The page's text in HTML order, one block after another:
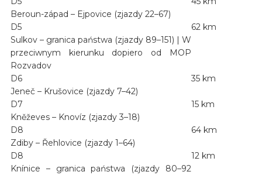
Beroun-západ – Ejpovice (zjazdy 22–67)
D5
Sulkov – granica państwa (zjazdy 89–151) | W
przeciwnym kierunku dopiero od MOP
Rozvadov
62 km
D6
Jeneč – Krušovice (zjazdy 7–42)
35 km
D7
Kněževes – Knovíz (zjazdy 3–18)
15 km
D8
Zdiby – Řehlovice (zjazdy 1–64)
64 km
D8
Knínice – granica państwa (zjazdy 80–92
12 km